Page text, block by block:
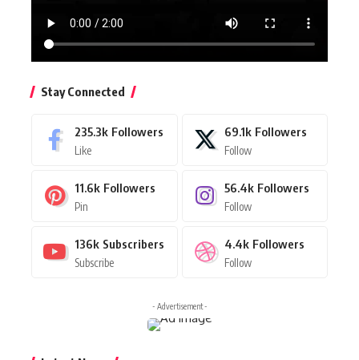
Stay Connected
235.3k Followers
Like
69.1k Followers
Follow
11.6k Followers
Pin
56.4k Followers
Follow
136k Subscribers
Subscribe
4.4k Followers
Follow
- Advertisement -